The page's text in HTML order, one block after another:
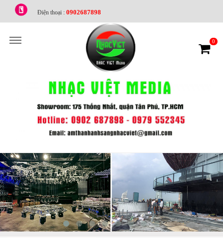
Điện thoại : 0902687898
0